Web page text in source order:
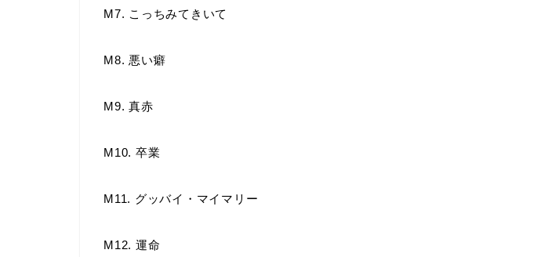
M7. こっちみてきいて
M8. 悪い癖
M9. 真赤
M10. 卒業
M11. グッバイ・マイマリー
M12. 運命